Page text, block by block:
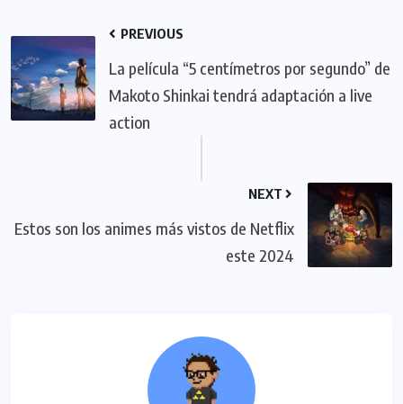
PREVIOUS
La película “5 centímetros por segundo” de
Makoto Shinkai tendrá adaptación a live
action
NEXT
Estos son los animes más vistos de Netflix
este 2024